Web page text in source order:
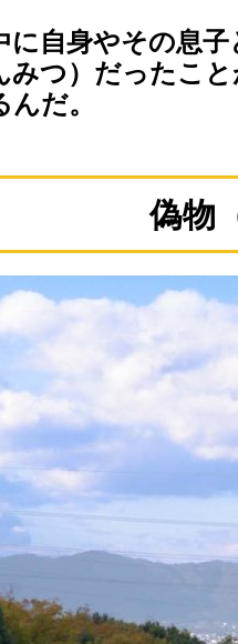
に自身やその息
みつ）だったこ
だ。
偽物